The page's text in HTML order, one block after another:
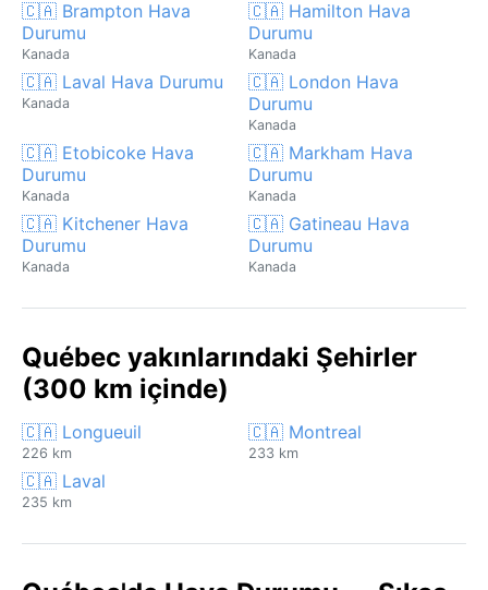
🇨🇦 Brampton Hava
Durumu
Kanada
🇨🇦 Hamilton Hava
Durumu
Kanada
🇨🇦 Laval Hava Durumu
Kanada
🇨🇦 London Hava
Durumu
Kanada
🇨🇦 Etobicoke Hava
Durumu
Kanada
🇨🇦 Markham Hava
Durumu
Kanada
🇨🇦 Kitchener Hava
Durumu
Kanada
🇨🇦 Gatineau Hava
Durumu
Kanada
Québec yakınlarındaki Şehirler
(300 km içinde)
🇨🇦 Longueuil
226 km
🇨🇦 Montreal
233 km
🇨🇦 Laval
235 km